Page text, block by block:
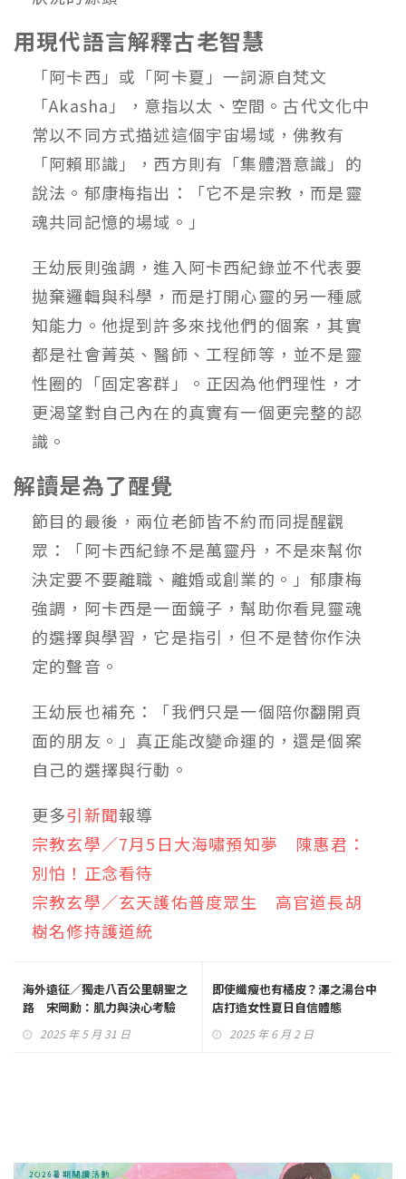
用現代語言解釋古老智慧
「阿卡西」或「阿卡夏」一詞源自梵文
「Akasha」，意指以太、空間。古代文化中
常以不同方式描述這個宇宙場域，佛教有
「阿賴耶識」，西方則有「集體潛意識」的
說法。郁康梅指出：「它不是宗教，而是靈
魂共同記憶的場域。」
王幼辰則強調，進入阿卡西紀錄並不代表要
拋棄邏輯與科學，而是打開心靈的另一種感
知能力。他提到許多來找他們的個案，其實
都是社會菁英、醫師、工程師等，並不是靈
性圈的「固定客群」。正因為他們理性，才
更渴望對自己內在的真實有一個更完整的認
識。
解讀是為了醒覺
節目的最後，兩位老師皆不約而同提醒觀
眾：「阿卡西紀錄不是萬靈丹，不是來幫你
決定要不要離職、離婚或創業的。」郁康梅
強調，阿卡西是一面鏡子，幫助你看見靈魂
的選擇與學習，它是指引，但不是替你作決
定的聲音。
王幼辰也補充：「我們只是一個陪你翻開頁
面的朋友。」真正能改變命運的，還是個案
自己的選擇與行動。
更多引新聞報導
宗教玄學／7月5日大海嘯預知夢 陳惠君：
別怕！正念看待
宗教玄學／玄天護佑普度眾生 高官道長胡
樹名修持護道統
海外遠征／獨走八百公里朝聖之
路 宋岡勳：肌力與決心考驗
2025 年 5 月 31 日
即使纖瘦也有橘皮？澤之湯台中
店打造女性夏日自信體態
2025 年 6 月 2 日